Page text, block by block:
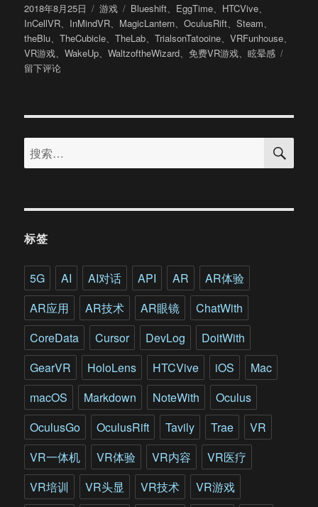
发
布
于
2018年8月25日
分
类
游戏
标
签
Blueshift、 EggTime、 HTCVive、
InCellVR、 InMindVR、 MagicLantern、OculusRift、Steam、
theBlu、TheCubicle、TheLab、TrialsonTatooine、VRFunhouse、
VR游戏、WakeUp、WaltzoftheWizard、免费VR游戏、眩晕感
简
Steam
台
留下评论
搜
索：
搜
标签
5G AI AI对话 API AR
AR体验
AR应用
AR技术 AR眼镜
ChatWith
CoreData
Cursor DevLog
DoitWith
GearVR
HoloLens HTCVive iOS
Mac
macOS
Markdown NoteWith
Oculus
OculusGo
OculusRift Tavily Trae
VR
VR一体机
VR体验 VR内容
VR医疗
VR培训
VR头显 VR技术
VR游戏